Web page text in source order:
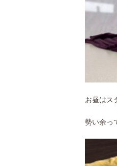
お昼はス
勢い余っ